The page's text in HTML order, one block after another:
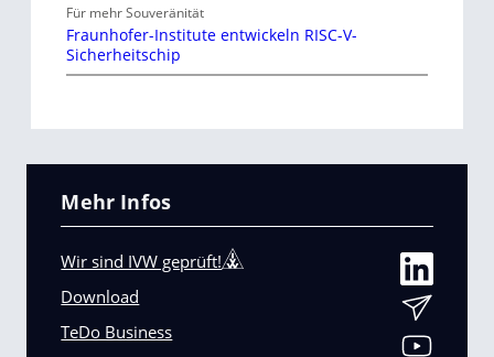
Für mehr Souveränität
Fraunhofer-Institute entwickeln RISC-V-
Sicherheitschip
Mehr Infos
Wir sind IVW geprüft!
Download
TeDo Business